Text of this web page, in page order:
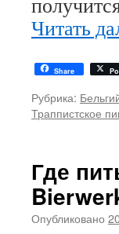
Читать
Share
Рубрика:
Траппистское
Где
Опубликовано